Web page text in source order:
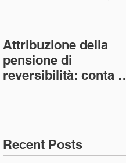
Attribuzione della
pensione di
reversibilità: conta
Recent Posts